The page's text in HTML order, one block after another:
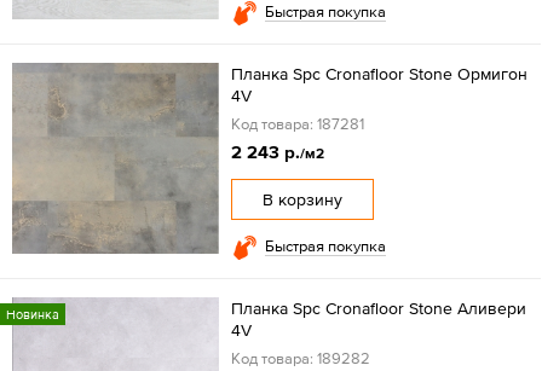
Быстрая покупка
Планка Spc Cronafloor Stone Ормигон
4V
Код товара: 187281
2 243 р./м2
В корзину
Быстрая покупка
Новинка
Планка Spc Cronafloor Stone Аливери
4V
Код товара: 189282